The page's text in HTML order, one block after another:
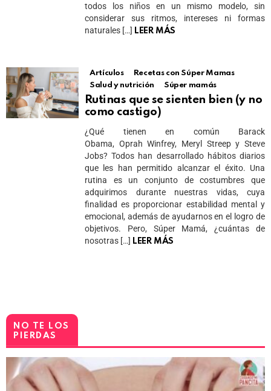
todos los niños en un mismo modelo, sin
considerar sus ritmos, intereses ni formas
naturales […] LEER MÁS
Artículos
Recetas con Súper Mamas
Salud y nutrición
Súper mamás
Rutinas que se sienten bien (y no
como castigo)
¿Qué tienen en común Barack
Obama, Oprah Winfrey, Meryl Streep y Steve
Jobs? Todos han desarrollado hábitos diarios
que les han permitido alcanzar el éxito. Una
rutina es un conjunto de costumbres que
adquirimos durante nuestras vidas, cuya
finalidad es proporcionar estabilidad mental y
emocional, además de ayudarnos en el logro de
objetivos. Pero, Súper Mamá, ¿cuántas de
nosotras […] LEER MÁS
NO TE LOS
PIERDAS